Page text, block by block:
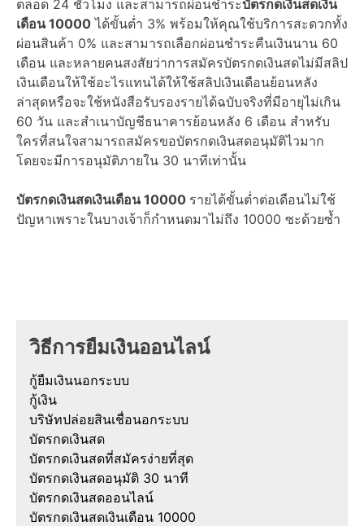
ตลอด 24 ชั่วโมง และสามารถผ่อนชำระบัตรกดเงินสดเงิน
เดือน 10000 ได้ขั้นต่ำ 3% พร้อมให้คุณใช้บริการสะดวกทั้ง
ผ่อนสินค้า 0% และสามารถเลือกผ่อนชำระคืนเงินนาน 60
เดือน และหลายคนสงสัยว่าการสมัครบัตรกดเงินสดไม่มีสลิป
เงินเดือนให้ใช้อะไรแทนได้ให้ใช้สลิปเงินเดือนย้อนหลัง
ล่าสุดหรือจะใช้หนังสือรับรองรายได้ฉบับจริงที่มีอายุไม่เกิน
60 วัน และสำเนาบัญชีธนาคารย้อนหลัง 6 เดือน สำหรับ
ใครที่สนใจสามารถสมัครขอบัตรกดเงินสดอนุมัติไวมาก
โดยจะมีการอนุมัติภายใน 30 นาทีเท่านั้น
บัตรกดเงินสดเงินเดือน 10000 รายได้ขั้นต่ำต่อเดือนไม่ใช้
ปัญหาเพราะในบางเจ้าก็กำหนดมาไม่ถึง 10000 ซะด้วยซ้ำ
วิธีการยืมเงินออนไลน์
กู้ยืมเงินนอกระบบ
กู้เงิน
บริษัทปล่อยสินเชื่อนอกระบบ
บัตรกดเงินสด
บัตรกดเงินสดที่สมัครง่ายที่สุด
บัตรกดเงินสดอนุมัติ 30 นาที
บัตรกดเงินสดออนไลน์
บัตรกดเงินสดเงินเดือน 10000